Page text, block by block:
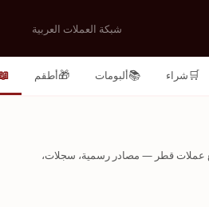
شبكة العملات العربية
🛒شراء 📚ألبومات 🎁أطقم
عملات قطر — مصادر رسمية، سجلات،